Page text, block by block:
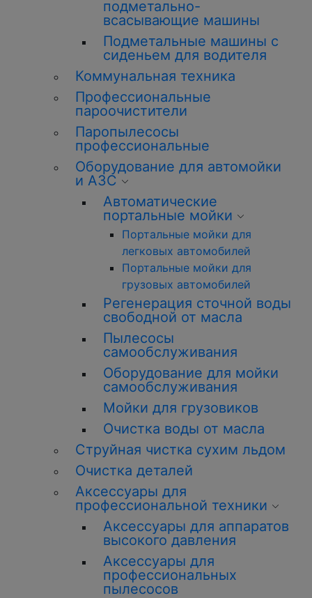
подметально-
всасывающие машины
Подметальные машины с
сиденьем для водителя
Коммунальная техника
Профессиональные
пароочистители
Паропылесосы
профессиональные
Оборудование для автомойки
и АЗС
Автоматические
портальные мойки
Портальные мойки для
легковых автомобилей
Портальные мойки для
грузовых автомобилей
Регенерация сточной воды
свободной от масла
Пылесосы
самообслуживания
Оборудование для мойки
самообслуживания
Мойки для грузовиков
Очистка воды от масла
Струйная чистка сухим льдом
Очистка деталей
Аксессуары для
профессиональной техники
Аксессуары для аппаратов
высокого давления
Аксессуары для
профессиональных
пылесосов